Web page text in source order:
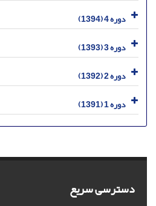
دوره 4 (1394)
دوره 3 (1393)
دوره 2 (1392)
دوره 1 (1391)
دسترسی سریع